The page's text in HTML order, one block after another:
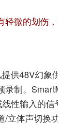
微的划伤
供48V幻象
制。
性输入的
立体声切换